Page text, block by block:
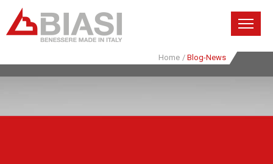
Home / Blog-News